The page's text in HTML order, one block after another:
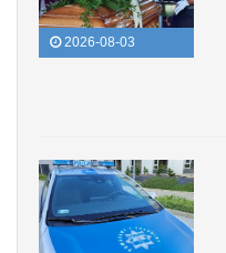
2026-08-03